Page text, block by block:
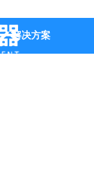
解决方案